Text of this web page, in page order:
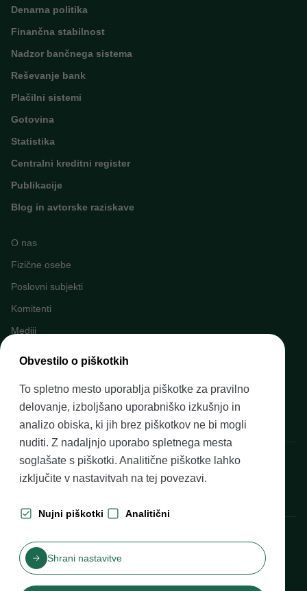
Denarna politika
Finančna stabilnost
Nadzor bančnega sistema
Reševanje bank
Plačilni sistemi
Gotovina
Statistika
Centralni kreditni register
Publikacije
Blog in avtorske raziskave
O nas
Fizične osebe
Poslovni subjekti
Komitenti
Mediji
Finančno opismenjevanje
Pravni okvir
Banka Slovenije, Slovenska cesta 35, 1505 Ljubljana
Kazalo vsebine
Obvestilo o piškotkih
To spletno mesto uporablja piškotke za pravilno
delovanje, izboljšano uporabniško izkušnjo in
analizo obiska, ki jih brez piškotkov ne bi mogli
nuditi. Z nadaljnjo uporabo spletnega mesta
soglašate s piškotki. Analitične piškotke lahko
izključite v nastavitvah na tej povezavi.
Nujni piškotki Analitični
Shrani nastavitve